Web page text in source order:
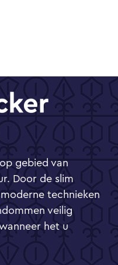
gebied van
Door de slim
technieken
veilig
het u